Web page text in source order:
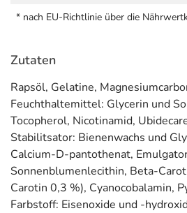
* nach EU-Richtlinie über die
Zutaten
Rapsöl, Gelatine,
Feuchthaltemittel: Glycerin und
Tocopherol, Nicotinamid,
Stabilitsator: Bienenwachs und
Calcium-D-pantothenat,
Sonnenblumenlecithin, Beta-
Carotin 0,3 %), Cyanocobalamin,
Farbstoff: Eisenoxide und -